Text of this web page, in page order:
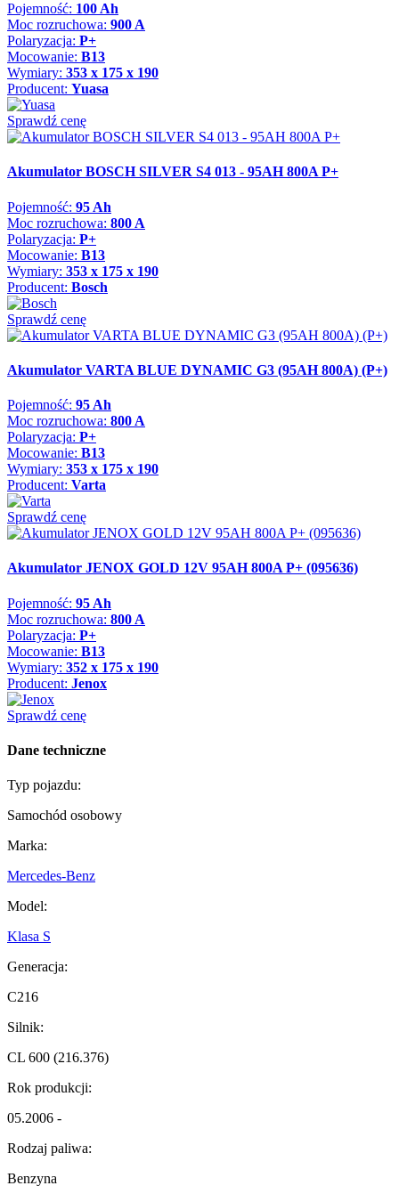
Pojemność: 100 Ah
Moc rozruchowa: 900 A
Polaryzacja: P+
Mocowanie: B13
Wymiary: 353 x 175 x 190
Producent: Yuasa
Sprawdź cenę
Akumulator BOSCH SILVER S4 013 - 95AH 800A P+
Pojemność: 95 Ah
Moc rozruchowa: 800 A
Polaryzacja: P+
Mocowanie: B13
Wymiary: 353 x 175 x 190
Producent: Bosch
Sprawdź cenę
Akumulator VARTA BLUE DYNAMIC G3 (95AH 800A) (P+)
Pojemność: 95 Ah
Moc rozruchowa: 800 A
Polaryzacja: P+
Mocowanie: B13
Wymiary: 353 x 175 x 190
Producent: Varta
Sprawdź cenę
Akumulator JENOX GOLD 12V 95AH 800A P+ (095636)
Pojemność: 95 Ah
Moc rozruchowa: 800 A
Polaryzacja: P+
Mocowanie: B13
Wymiary: 352 x 175 x 190
Producent: Jenox
Sprawdź cenę
Dane techniczne
Typ pojazdu:
Samochód osobowy
Marka:
Mercedes-Benz
Model:
Klasa S
Generacja:
C216
Silnik:
CL 600 (216.376)
Rok produkcji:
05.2006 -
Rodzaj paliwa:
Benzyna